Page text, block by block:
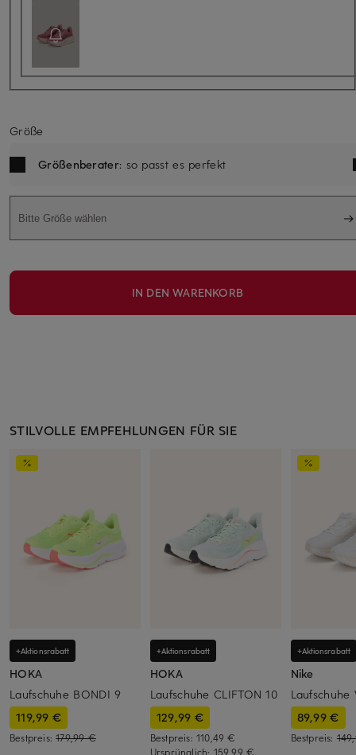
Größe
Größenberater: so passt es perfekt
Bitte Größe wählen
IN DEN WARENKORB
STILVOLLE EMPFEHLUNGEN FÜR SIE
+Aktionsrabatt
HOKA
Laufschuhe BONDI 9
119,99 €
Bestpreis:179,99 €
+Aktionsrabatt
HOKA
Laufschuhe CLIFTON 10
129,99 €
Bestpreis: 110,49 €
Ursprünglich: 159,99 €
+Aktionsrabatt
Nike
Laufschuhe
89,99 €
Bestpreis: